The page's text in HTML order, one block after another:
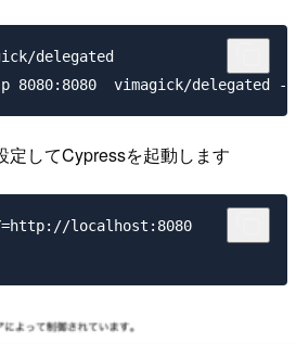
delegated
定してCypressを起動します
localhost:8080